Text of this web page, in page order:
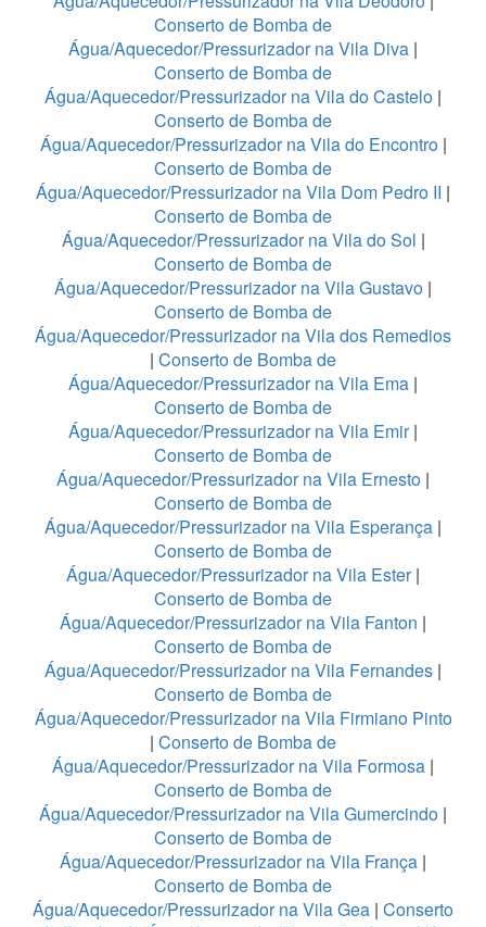
Conserto de Bomba de
Água/Aquecedor/Pressurizador na Vila Diva |
Conserto de Bomba de
Água/Aquecedor/Pressurizador na Vila do Castelo |
Conserto de Bomba de
Água/Aquecedor/Pressurizador na Vila do Encontro|
Conserto de Bomba de
Água/Aquecedor/Pressurizador na Vila Dom Pedro II |
Conserto de Bomba de
Água/Aquecedor/Pressurizador na Vila do Sol |
Conserto de Bomba de
Água/Aquecedor/Pressurizador na Vila Gustavo |
Conserto de Bomba de
Água/Aquecedor/Pressurizador na Vila dos Remedios
| Conserto de Bomba de
Água/Aquecedor/Pressurizador na Vila Ema |
Conserto de Bomba de
Água/Aquecedor/Pressurizador na Vila Emir|
Conserto de Bomba de
Água/Aquecedor/Pressurizador na Vila Ernesto |
Conserto de Bomba de
Água/Aquecedor/Pressurizador na Vila Esperança |
Conserto de Bomba de
Água/Aquecedor/Pressurizador na Vila Ester|
Conserto de Bomba de
Água/Aquecedor/Pressurizador na Vila Fanton |
Conserto de Bomba de
Água/Aquecedor/Pressurizador na Vila Fernandes |
Conserto de Bomba de
Água/Aquecedor/Pressurizador na Vila Firmiano Pinto
| Conserto de Bomba de
Água/Aquecedor/Pressurizador na Vila Formosa |
Conserto de Bomba de
Água/Aquecedor/Pressurizador na Vila Gumercindo |
Conserto de Bomba de
Água/Aquecedor/Pressurizador na Vila França |
Conserto de Bomba de
Água/Aquecedor/Pressurizador na Vila Gea | Conserto